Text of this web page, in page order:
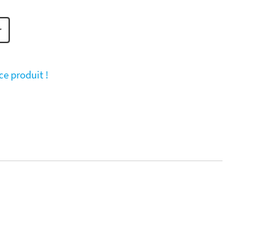
produit !